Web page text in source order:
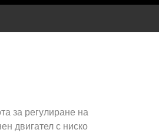
за регулиране на
двигател с ниско